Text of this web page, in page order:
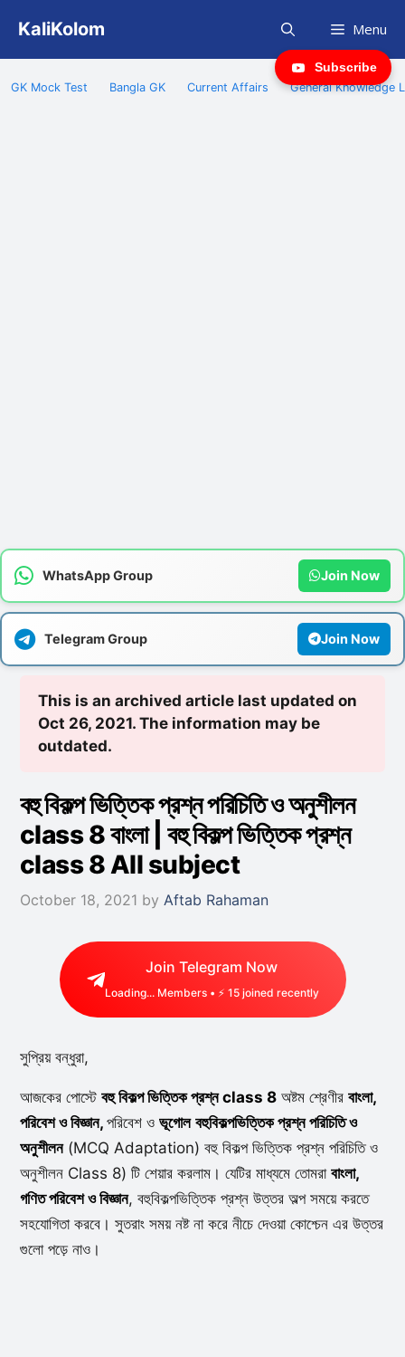
content
KaliKolom Menu
GK Mock Test Bangla GK Current Affairs General Knowledge
WhatsApp Group Join Now
Telegram Group Join Now
Subscribe
This is an archived article last updated on
Oct 26, 2021. The information may be
outdated.
বহু বিকল্প ভিত্তিক প্রশ্ন পরিচিতি ও অনুশীলন
class 8 বাংলা | বহু বিকল্প ভিত্তিক প্রশ্ন
class 8 All subject
October 18, 2021 by Aftab Rahaman
Join Telegram Now
Loading...Members • ⚡ 31 joined recently
সুপ্রিয় বন্ধুরা,
আজকের পোস্টে বহু বিকল্প ভিত্তিক প্রশ্ন class 8অষ্টম শ্রেণীর বাংলা,
পরিবেশ ও বিজ্ঞান, পরিবেশ ও ভূগোল বহুবিকল্পভিত্তিক প্রশ্ন পরিচিতি ও
অনুশীলন(MCQ Adaptation) বহু বিকল্প ভিত্তিক প্রশ্ন পরিচিতি ও
অনুশীলন Class 8) টি শেয়ার করলাম। যেটির মাধ্যমে তোমরা বাংলা,
গণিত পরিবেশ ও বিজ্ঞান, বহুবিকল্পভিত্তিক প্রশ্ন উত্তর অল্প সময়ে করতে
সহযোগিতা করবে। সুতরাং সময় নষ্ট না করে নীচে দেওয়া কোশ্চেন এর উত্তর
গুলো পড়ে নাও।